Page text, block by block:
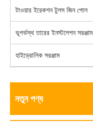
টাওয়ার ইরেকশন টুলস জিন পোল
ভূগর্ভস্থ তারের ইনস্টলেশন সরঞ্জাম
হাইড্রোলিক সরঞ্জাম
নতুন পণ্য